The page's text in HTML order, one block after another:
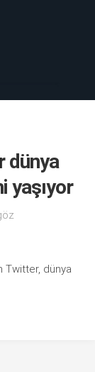
dünya
yaşıyor
Twitter, dünya